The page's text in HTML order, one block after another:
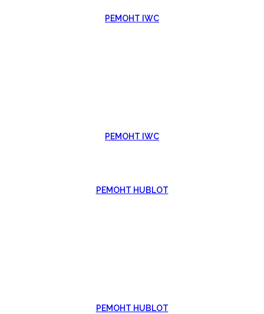
РЕМОНТ IWC
РЕМОНТ IWC
РЕМОНТ HUBLOT
РЕМОНТ HUBLOT